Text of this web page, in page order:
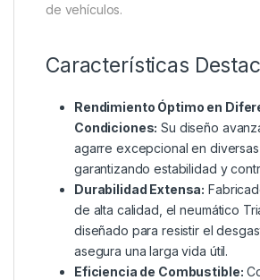
de vehículos.
Características
Rendimiento Óptimo en
Condiciones: Su diseño
agarre excepcional en diversas
garantizando estabilidad y
Durabilidad Extensa:
de alta calidad, el neumático
diseñado para resistir el
asegura una larga vida útil.
Eficiencia de Combustible: